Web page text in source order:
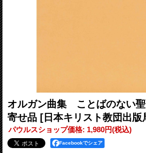
オルガン曲集 ことばのない
寄せ品 [日本キリスト教団出版
パウルスショップ価格: 1,980円(税込)
Facebookでシェア